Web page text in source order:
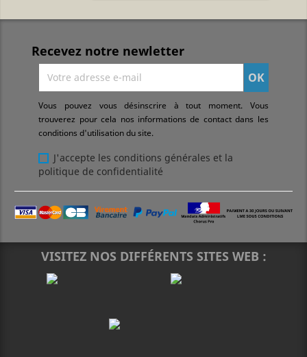
Recevez notre newletter
Vous pouvez vous désinscrire à tout moment. Vous
trouverez pour cela nos informations de contact dans les
conditions d'utilisation du site.
J'accepte les conditions générales et la
politique de confidentialité
VISITEZ NOS DIFFÉRENTS SITES WEB :